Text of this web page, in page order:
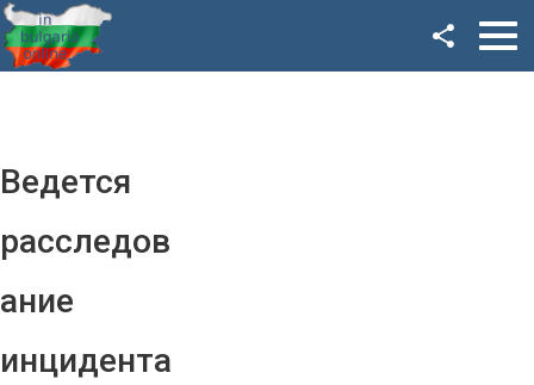
Ведется
расследов
ание
инцидента